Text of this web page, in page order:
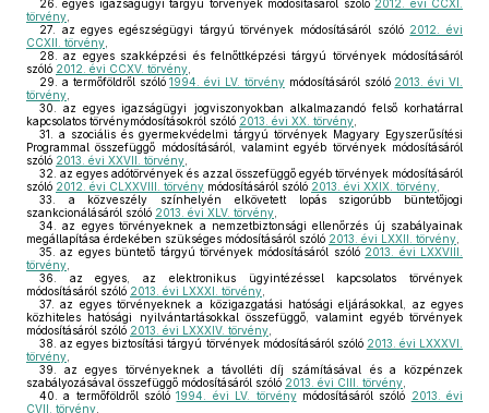
26.
egyes igazságügyi tárgyú törvények módosításáról szóló 2012. évi CCXI.
törvény
27.
az egyes egészségügyi tárgyú törvények módosításáról szóló 2012. évi
CCXII. törvény
28.
az egyes szakképzési és felnőttképzési tárgyú törvények módosításáról
szóló 2012. évi CCXV. törvény
29.
a termőföldről szóló1994. évi LV. törvénymódosításáról szóló 2013. évi VI.
törvény
30.
az egyes igazságügyi jogviszonyokban alkalmazandó felső korhatárral
kapcsolatos törvénymódosításokról szóló 2013. évi XX. törvény
31.
a szociális és gyermekvédelmi tárgyú törvények Magyary Egyszerűsítési
Programmal összefüggő módosításáról, valamint egyéb törvények módosításáról
szóló 2013. évi XXVII. törvény
32. az egyes adótörvények és azzal összefüggő egyéb törvények módosításáról
szóló 2012. évi CLXXVIII. törvény módosításáról szóló 2013. évi XXIX. törvény
33.
a közveszély színhelyén elkövetett lopás szigorúbb büntetőjogi
szankcionálásáról szóló 2013. évi XLV. törvény
34.
az egyes törvényeknek a nemzetbiztonsági ellenőrzés új szabályainak
megállapítása érdekében szükséges módosításáról szóló 2013. évi LXXII. törvény
35.
az egyes büntető tárgyú törvények módosításáról szóló 2013. évi LXXVIII.
törvény
36.
az egyes, az elektronikus ügyintézéssel kapcsolatos törvények
módosításáról szóló 2013. évi LXXXI. törvény
37.
az egyes törvényeknek a közigazgatási hatósági eljárásokkal, az egyes
közhiteles hatósági nyilvántartásokkal összefüggő, valamint egyéb törvények
módosításáról szóló 2013. évi LXXXIV. törvény
38. az egyes biztosítási tárgyú törvények módosításáról szóló 2013. évi LXXXVI.
törvény
39.
az egyes törvényeknek a távolléti díj számításával és a közpénzek
szabályozásával összefüggő módosításáról szóló 2013. évi CIII. törvény
40.
a termőföldről szóló1994. évi LV. törvénymódosításáról szóló 2013. évi
CVII. törvény